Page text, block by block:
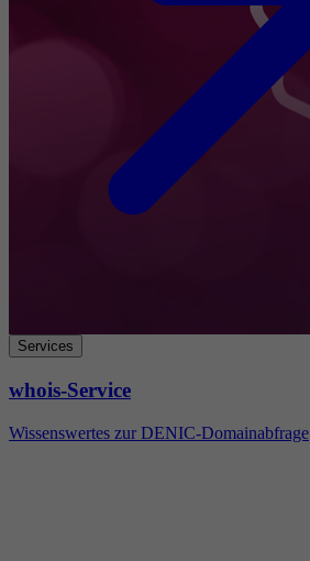
Services
whois-Service
Wissenswertes zur DENIC-Domainabfrage